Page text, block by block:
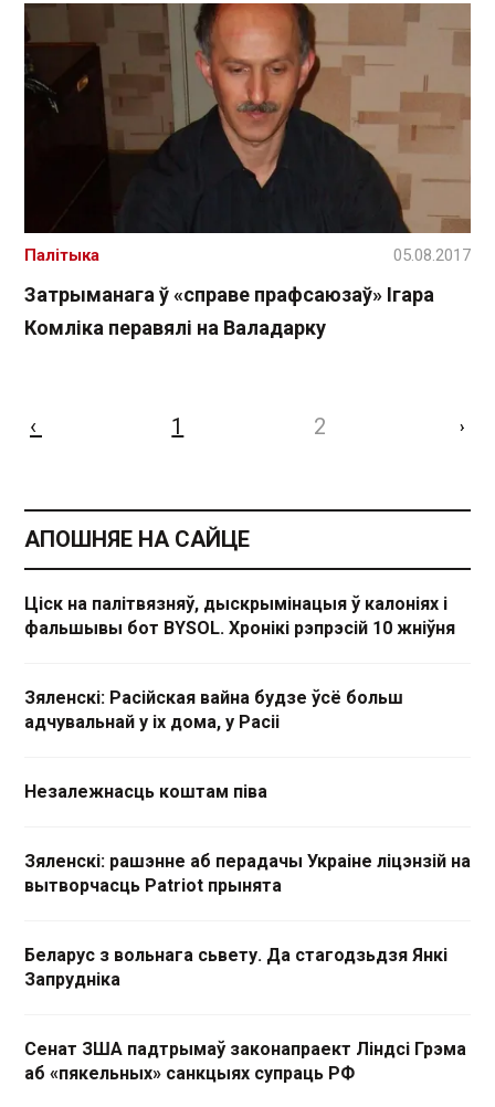
Затрыманага ў «справе прафсаюзаў» Ігара
Комліка перавялі на Валадарку
Палітыка 05.08.2017
‹ 1 2 ›
АПОШНЯЕ НА САЙЦЕ
Ціск на палітвязняў, дыскрымінацыя ў калоніях і
фальшывы бот BYSOL. Хронікі рэпрэсій 10 жніўня
Зяленскі: Расійская вайна будзе ўсё больш
адчувальнай у іх дома, у Расіі
Незалежнасць коштам піва
Зяленскі: рашэнне аб перадачы Украіне ліцэнзій на
вытворчасць Patriot прынята
Беларус з вольнага сьвету. Да стагодзьдзя Янкі
Запрудніка
Сенат ЗША падтрымаў законапраект Ліндсі Грэма
аб «пякельных» санкцыях супраць РФ